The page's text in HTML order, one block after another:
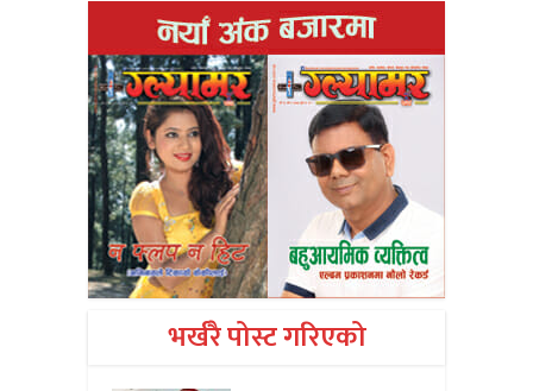
भर्खरै पोस्ट गरिएको